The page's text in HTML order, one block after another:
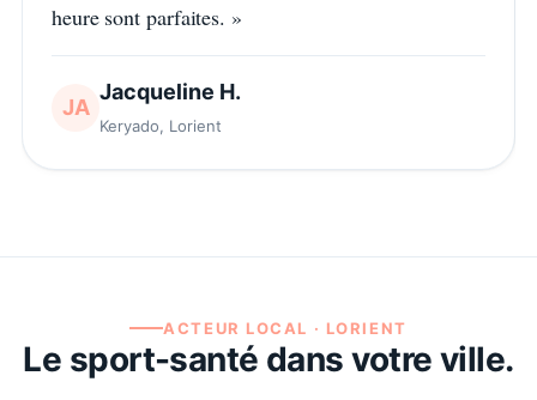
heure sont parfaites. »
JA
Jacqueline H.
Keryado, Lorient
ACTEUR LOCAL · LORIENT
Le sport-santé dans votre ville.